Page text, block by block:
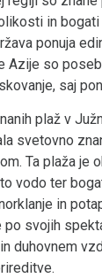
in
ponuja
Azije so
saj
plaž v
svetovno
Ta plaža je
vodo ter
in
po svojih
duhovnem